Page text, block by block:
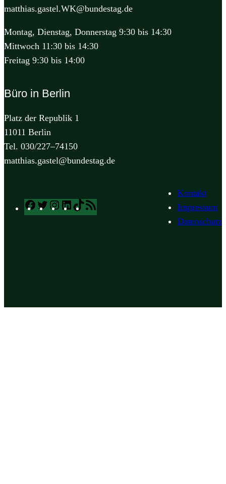
matthias.gastel.WK@bundestag.de
Montag, Dienstag, Donnerstag 9:30 bis 14:30
Mittwoch 11:30 bis 14:30
Freitag 9:30 bis 14:00
Büro in Berlin
Platz der Republik 1
11011 Berlin
Tel. 030/227–74150
matthias.gastel@bundestag.de
Facebook
TwitterInstagram
LinkedIn
TikTok
Kontakt
Impressum
Datenschutz